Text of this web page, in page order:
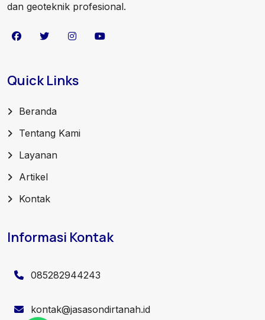
dan geoteknik profesional.
Quick Links
Beranda
Tentang Kami
Layanan
Artikel
Kontak
Informasi Kontak
085282944243
kontak@jasasondirtanah.id